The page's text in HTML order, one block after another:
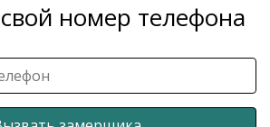
номер телефона